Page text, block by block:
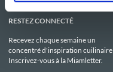
RESTEZ CONNECTÉ
Recevez chaque semaine un
concentré d'inspiration cuilinaire
Inscrivez-vous à la Miamletter.